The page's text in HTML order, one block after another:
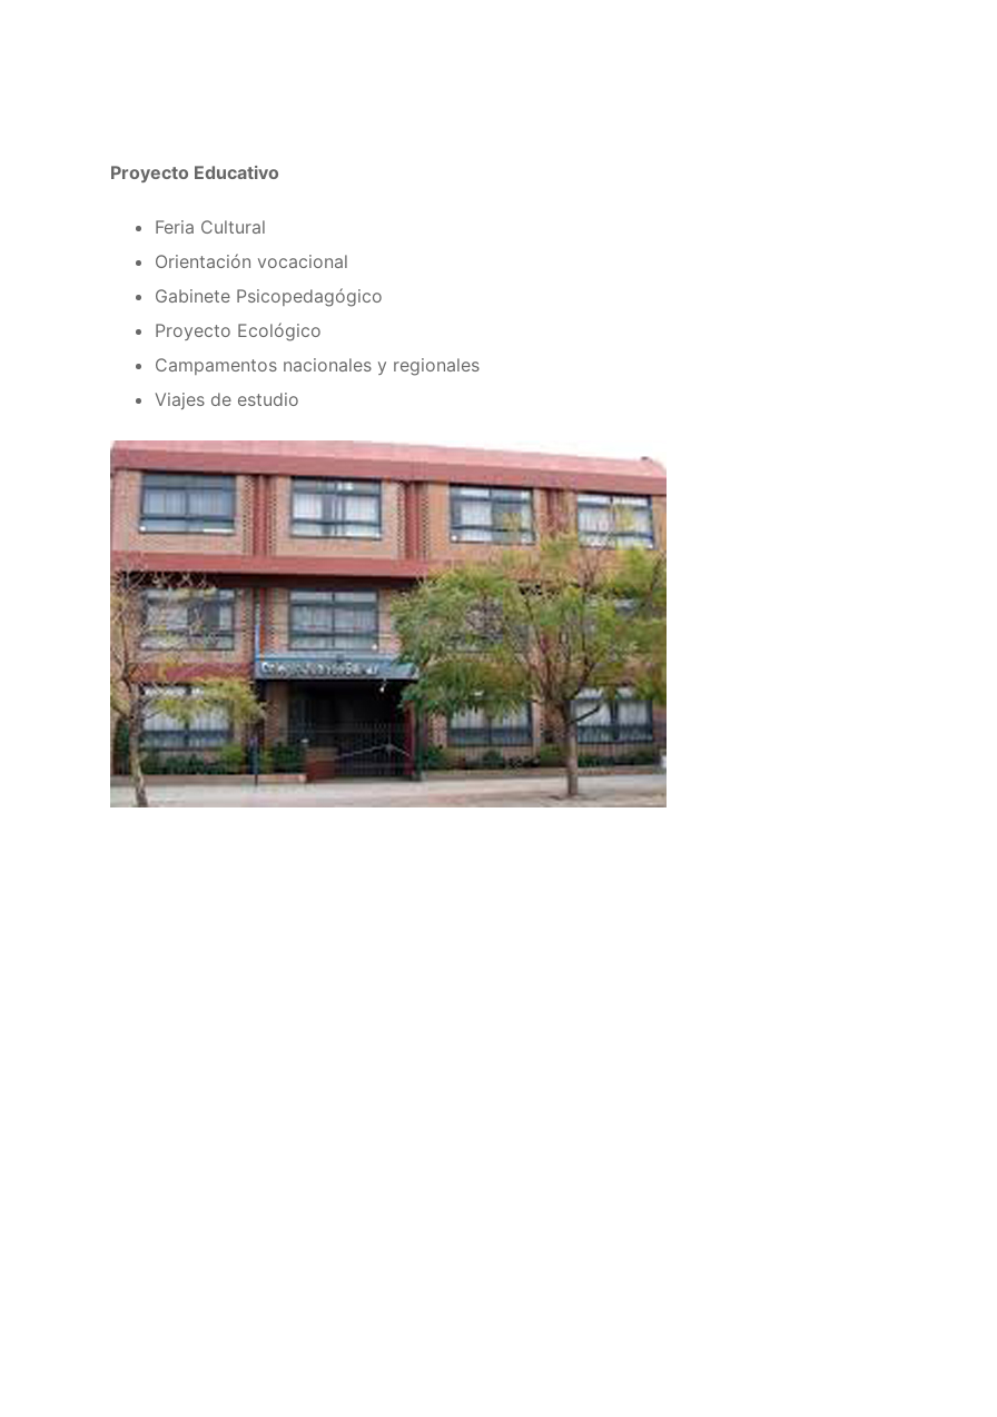
Proyecto Educativo
Feria Cultural
Orientación vocacional
Gabinete Psicopedagógico
Proyecto Ecológico
Campamentos nacionales y regionales
Viajes de estudio